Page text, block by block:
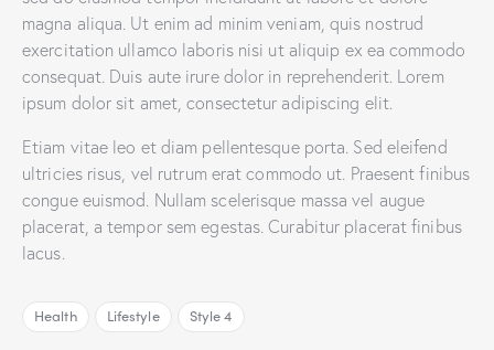
magna aliqua. Ut enim ad minim veniam, quis nostrud
exercitation ullamco laboris nisi ut aliquip ex ea commodo
consequat. Duis aute irure dolor in reprehenderit. Lorem
ipsum dolor sit amet, consectetur adipiscing elit.
Etiam vitae leo et diam pellentesque porta. Sed eleifend
ultricies risus, vel rutrum erat commodo ut. Praesent finibus
congue euismod. Nullam scelerisque massa vel augue
placerat, a tempor sem egestas. Curabitur placerat finibus
lacus.
Health Lifestyle Style 4